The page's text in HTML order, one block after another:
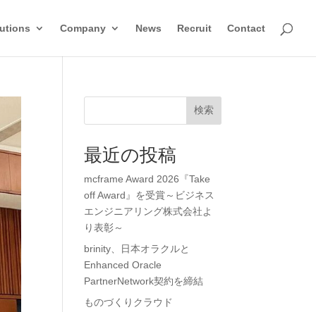
Company News Recruit Contact
検索
最近の投稿
mcframe Award 2026『Take
off Award』を受賞～ビジネス
エンジニアリング株式会社よ
り表彰～
brinity、日本オラクルと
Enhanced Oracle
PartnerNetwork契約を締結
ものづくりクラウド